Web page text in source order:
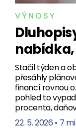
VÝNOSY
Stačil týden a
přesáhly
financí rovnou
pohled to
procenta,
22. 5. 2026 • 7